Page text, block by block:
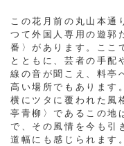
この花月前の丸山本
つて外国人専用の遊郭
番〉があります。ここ
とともに、芸者の手配
線の音が聞こえ、料亭
高い場所でもあります
横にツタに覆われた風
亭青柳〉であるこの地
で、その風情を今も引
道幅にも感じられます。